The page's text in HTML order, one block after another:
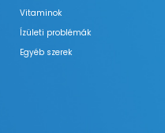
Vitaminok
Ízületi problémák
Egyéb szerek